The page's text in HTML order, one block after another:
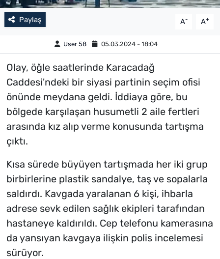
Paylaş A- A+
User 58 05.03.2024 - 18:04
Olay, öğle saatlerinde Karacadağ
Caddesi'ndeki bir siyasi partinin seçim ofisi
önünde meydana geldi. İddiaya göre, bu
bölgede karşılaşan husumetli 2 aile fertleri
arasında kız alıp verme konusunda tartışma
çıktı.
Kısa sürede büyüyen tartışmada her iki grup
birbirlerine plastik sandalye, taş ve sopalarla
saldırdı. Kavgada yaralanan 6 kişi, ihbarla
adrese sevk edilen sağlık ekipleri tarafından
hastaneye kaldırıldı. Cep telefonu kamerasına
da yansıyan kavgaya ilişkin polis incelemesi
sürüyor.